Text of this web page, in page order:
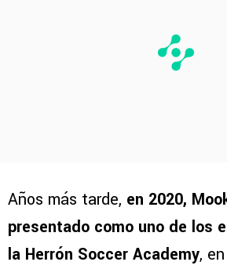
Años más tarde, en 2020,
presentado como uno de los
la Herrón Soccer Academy,